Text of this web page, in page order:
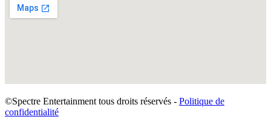
©Spectre Entertainment tous droits réservés - Politique de
confidentialité